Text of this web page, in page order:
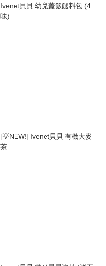
Ivenet貝貝 幼兒蓋飯餸料包 (4
味)
[💡NEW!] Ivenet貝貝 有機大麥
茶